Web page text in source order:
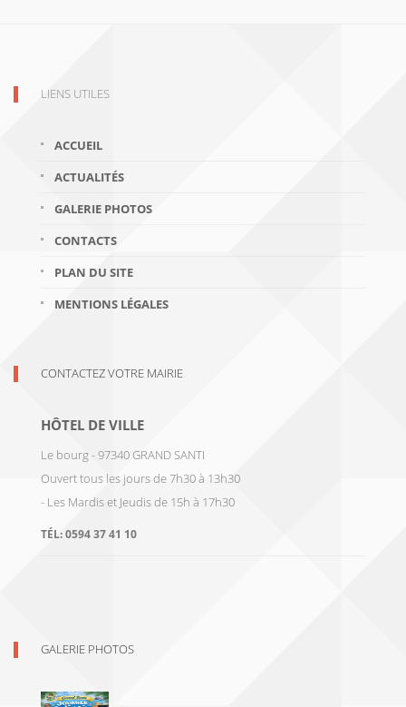
LIENS UTILES
ACCUEIL
ACTUALITÉS
GALERIE PHOTOS
CONTACTS
PLAN DU SITE
MENTIONS LÉGALES
CONTACTEZ VOTRE MAIRIE
HÔTEL DE VILLE
Le bourg - 97340 GRAND SANTI
Ouvert tous les jours de 7h30 à 13h30
- Les Mardis et Jeudis de 15h à 17h30
TÉL:0594 37 41 10
GALERIE PHOTOS